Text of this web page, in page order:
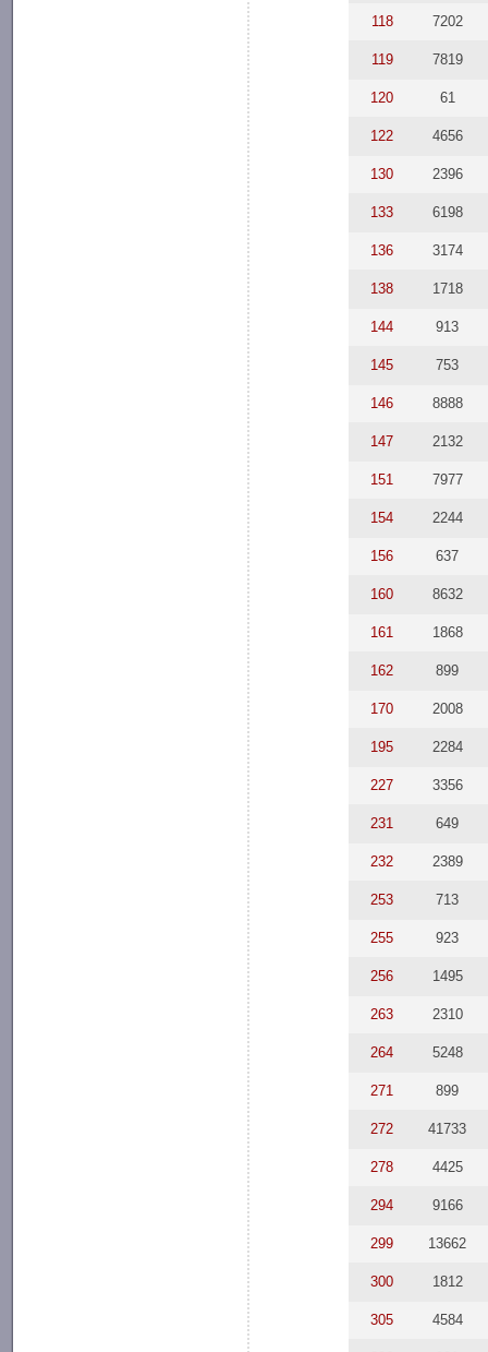
118 7202
119 7819
120 61
122 4656
130 2396
133 6198
136 3174
138 1718
144 913
145 753
146 8888
147 2132
151 7977
154 2244
156 637
160 8632
161 1868
162 899
170 2008
195 2284
227 3356
231 649
232 2389
253 713
255 923
256 1495
263 2310
264 5248
271 899
272 41733
278 4425
294 9166
299 13662
300 1812
305 4584